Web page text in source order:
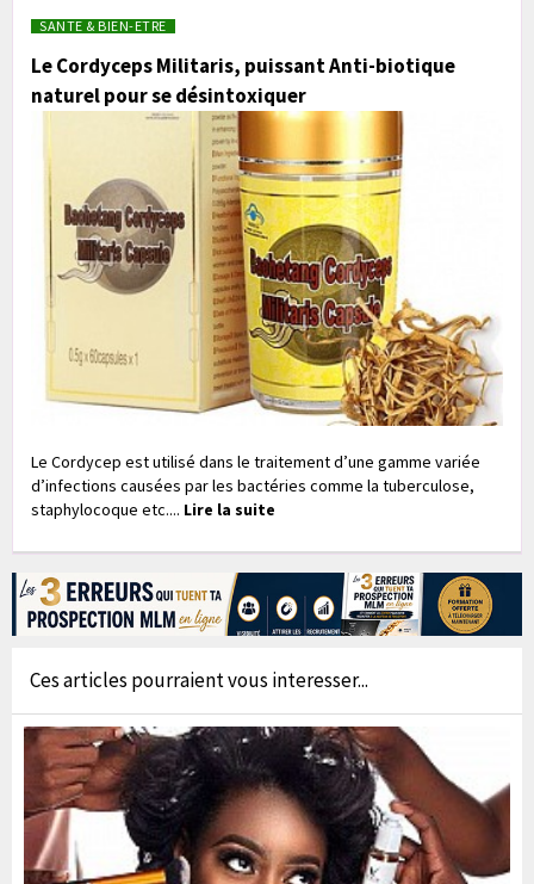
SANTE & BIEN-ETRE
Le Cordyceps Militaris, puissant Anti-biotique
naturel pour se désintoxiquer
Le Cordycep est utilisé dans le traitement d’une gamme variée
d’infections causées par les bactéries comme la tuberculose,
staphylocoque etc.... Lire la suite
Ces articles pourraient vous interesser...